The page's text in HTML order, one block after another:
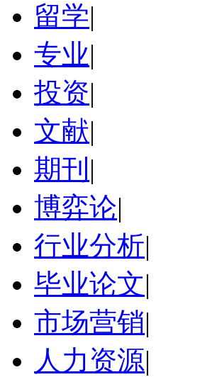
留学|
专业|
投资|
文献|
期刊 |
博弈论|
行业分析|
毕业论文|
市场营销|
人力资源|